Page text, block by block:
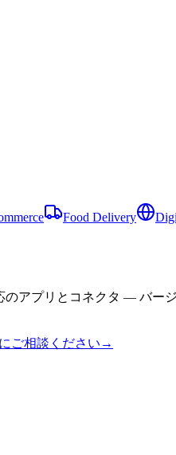
Food Delivery
アプリとコネクタ — バー
ご相談ください →